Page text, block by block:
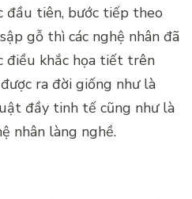
đầu tiên, bước tiếp theo
gỗ thì các nghệ nhân đã
khắc họa tiết trên
ra đời giống như là
đầy tinh tế cũng như là
nhân làng nghề.